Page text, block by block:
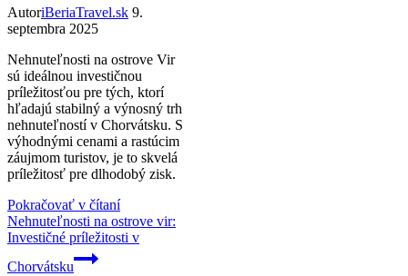
AutoriBeriaTravel.sk 9.
septembra 2025
Nehnuteľnosti na ostrove Vir
sú ideálnou investičnou
príležitosťou pre tých, ktorí
hľadajú stabilný a výnosný trh
nehnuteľností v Chorvátsku. S
výhodnými cenami a rastúcim
záujmom turistov, je to skvelá
príležitosť pre dlhodobý zisk.
Pokračovať v čítaní
Nehnuteľnosti na ostrove vir:
Investičné príležitosti v
Chorvátsku